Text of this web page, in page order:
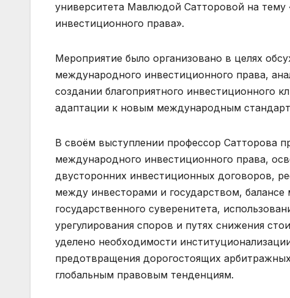
университета Мавлюдой Сатторовой на
инвестиционного права».
Мероприятие было организовано в целях
международного инвестиционного права,
создании благоприятного инвестиционного
адаптации к новым международным
В своём выступлении профессор Сатторова
международного инвестиционного права,
двусторонних инвестиционных договоров,
между инвесторами и государством,
государственного суверенитета,
урегулирования споров и путях снижения
уделено необходимости
предотвращения дорогостоящих
глобальным правовым тенденциям.